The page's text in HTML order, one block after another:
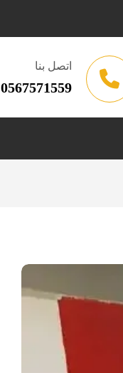
اتصل بنا
0567571559